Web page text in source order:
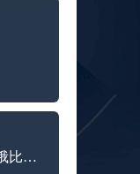
埃塞俄比亚国防军